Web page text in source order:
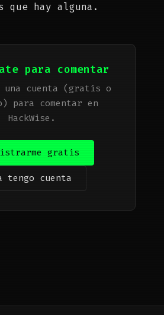
que hay alguna.
para comentar
una cuenta (gratis o
para comentar en
HackWise.
gratis
tengo cuenta